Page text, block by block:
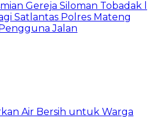
Gereja Siloman Tobadak l
Satlantas Polres Mateng
Jalan
Air Bersih untuk Warga